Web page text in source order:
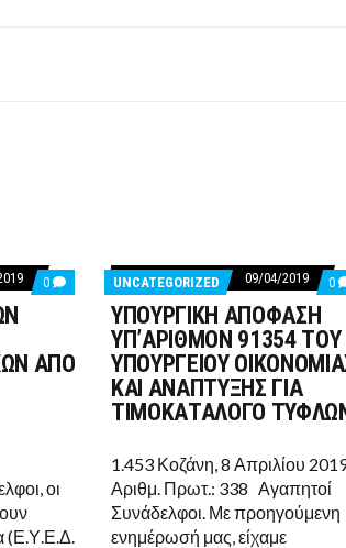
0 COMMENTS
ON
ΠΑΡΑΠΛΑΝΗΣΗ
ΣΥΝΑΔΕΛΦΩΝ
ΚΑΤΑΣΤΗΜΑΤΑΡΧΩΝ
ΑΠΟ
οι
(Ε.Υ.Ε.Δ.
UNCATEGORIZED 09/04/2019 0
ΥΠΟΥΡΓΙΚΗ ΑΠΟΦΑΣΗ
ΥΠ’ΑΡΙΘΜΟΝ 91354 ΤΟΥ
ΥΠΟΥΡΓΕΙΟΥ
ΚΑΙ ΑΝΑΠΤΥΞΗΣ ΓΙΑ
ΤΙΜΟΚΑΤΑΛΟΓΟ
1.453 Κοζάνη, 8 Απριλίου
Αριθμ. Πρωτ.: 338 Αγαπητοί
Συνάδελφοι. Με προηγούμενη
ενημέρωσή μας, είχαμε